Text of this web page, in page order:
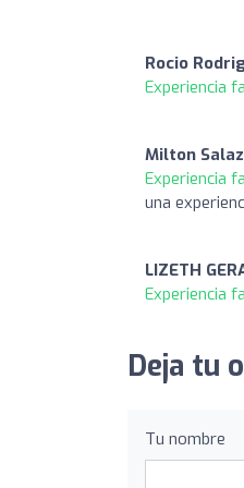
Rocio
Experiencia
Milton
Experiencia
una
LIZETH
Experiencia
Deja tu
Tu nombre